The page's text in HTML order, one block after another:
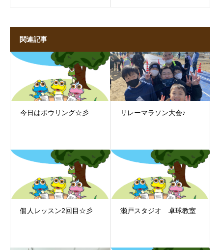
関連記事
今日はボウリング☆彡 リレーマラソン大会♪
個人レッスン2回目☆彡 瀬戸スタジオ 卓球教室